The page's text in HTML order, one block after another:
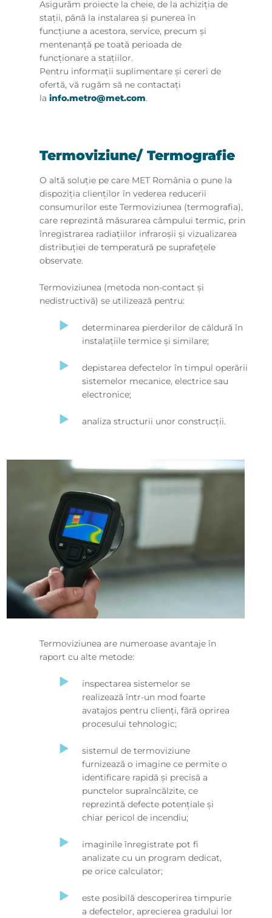
Asigurăm proiecte la cheie, de la achiziţia de
staţii, până la instalarea şi punerea în
funcţiune a acestora, service, precum şi
mentenanţă pe toată perioada de
funcţionare a staţiilor.
Pentru informaţii suplimentare şi cereri de
ofertă, vă rugăm să ne contactaţi
la info.metro@met.com.
Termoviziune/ Termografie
O altă soluţie pe care MET România o pune la
dispoziţia clienţilor în vederea reducerii
consumurilor este Termoviziunea (termografia),
care reprezintă măsurarea câmpului termic, prin
înregistrarea radiaţiilor infraroşii şi vizualizarea
distribuţiei de temperatură pe suprafeţele
observate.
Termoviziunea (metoda non-contact şi
nedistructivă) se utilizează pentru:
determinarea pierderilor de căldură în
instalaţiile termice şi similare;
depistarea defectelor în timpul operării
sistemelor mecanice, electrice sau
electronice;
analiza structurii unor construcţii.
Termoviziunea are numeroase avantaje în
raport cu alte metode:
inspectarea sistemelor se
realizează într-un mod foarte
avatajos pentru clienţi, fără oprirea
procesului tehnologic;
sistemul de termoviziune
furnizează o imagine ce permite o
identificare rapidă şi precisă a
punctelor supraîncălzite, ce
reprezintă defecte potenţiale şi
chiar pericol de incendiu;
imaginile înregistrate pot fi
analizate cu un program dedicat,
pe orice calculator;
este posibilă descoperirea timpurie
a defectelor, aprecierea gradului lor